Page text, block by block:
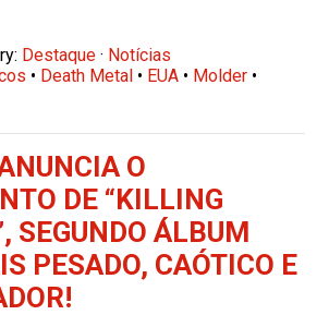
Destaque · Notícias
• Death Metal • EUA • Molder •
O
DE “KILLING
SEGUNDO ÁLBUM
PESADO, CAÓTICO E